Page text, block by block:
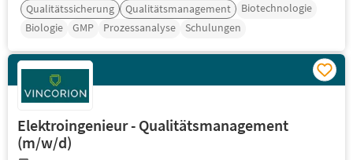
Qualitätssicherung Qualitätsmanagement
Biotechnologie
Biologie
GMP Prozessanalyse Schulungen
Elektroingenieur - Qualitätsmanagement
(m/w/d)